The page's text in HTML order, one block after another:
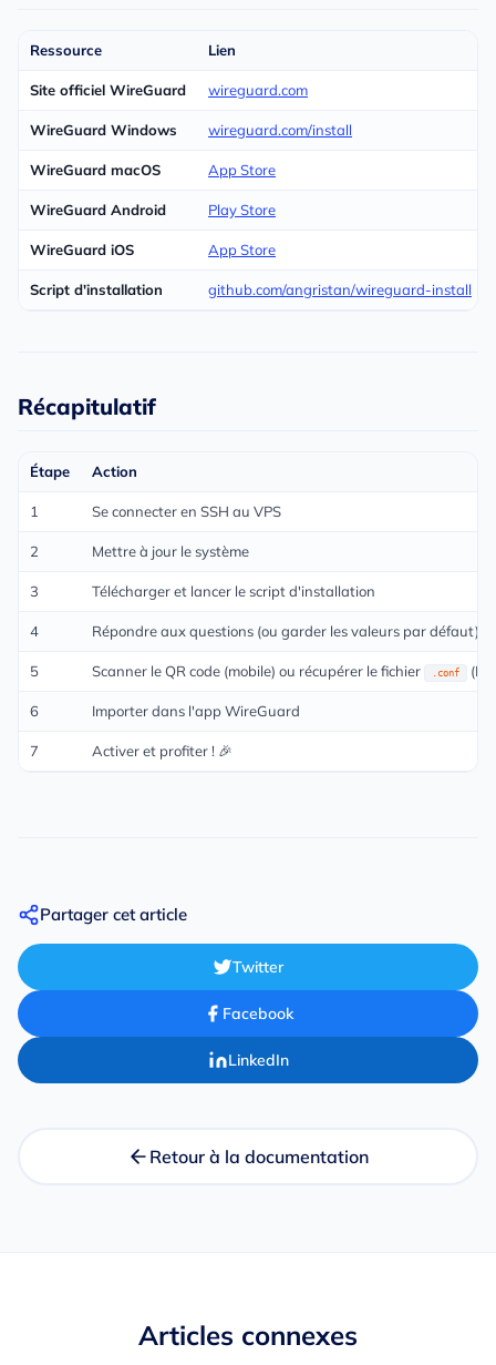
Ressource Lien
Site officiel WireGuard wireguard.com
WireGuard Windows wireguard.com/install
WireGuard macOS App Store
WireGuard Android Play Store
WireGuard iOS App Store
Script d'installation github.com/angristan/wireguard-install
Récapitulatif
Étape Action
1 Se connecter en SSH au VPS
2 Mettre à jour le système
3 Télécharger et lancer le script d'installation
4 Répondre aux questions (ou garder les valeurs par défaut)
5 Scanner le QR code (mobile) ou récupérer le fichier .conf
6 Importer dans l'app WireGuard
7 Activer et profiter ! 🎉
Partager cet article
Twitter
Facebook
LinkedIn
Retour à la documentation
Articles connexes